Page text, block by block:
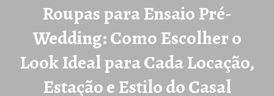
Roupas para Ensaio Pré-
Wedding: Como Escolher o
Look Ideal para Cada Locação,
Estação e Estilo do Casal